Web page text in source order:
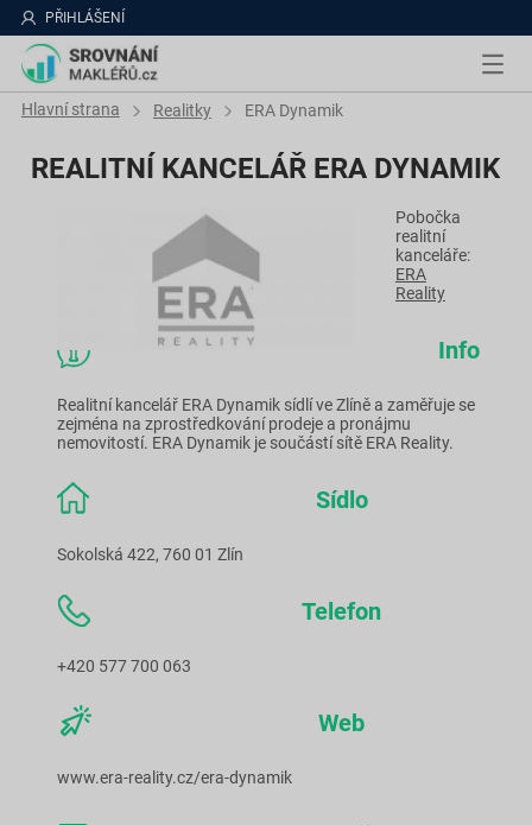
PŘIHLÁŠENÍ
Hlavní strana Realitky ERA Dynamik
REALITNÍ KANCELÁŘ ERA DYNAMIK
Pobočka
realitní
kanceláře:
ERA
Reality
Info
Realitní kancelář ERA Dynamik sídlí ve Zlíně a zaměřuje se
zejména na zprostředkování prodeje a pronájmu
nemovitostí. ERA Dynamik je součástí sítě ERA Reality.
Sídlo
Sokolská 422, 760 01 Zlín
Telefon
+420 577 700 063
Web
www.era-reality.cz/era-dynamik